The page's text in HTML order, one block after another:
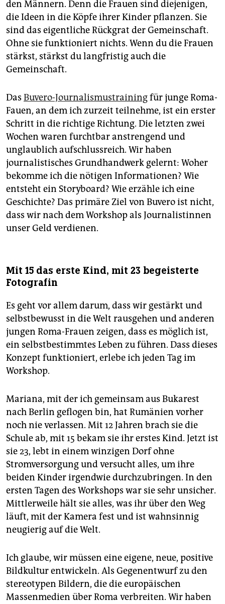
den Männern. Denn die Frauen sind diejenigen,
die Ideen in die Köpfe ihrer Kinder pflanzen. Sie
sind das eigentliche Rückgrat der Gemeinschaft.
Ohne sie funktioniert nichts. Wenn du die Frauen
stärkst, stärkst du langfristig auch die
Gemeinschaft.
Das Buvero-Journalismustrainingfür junge Roma-
Fauen, an dem ich zurzeit teilnehme, ist ein erster
Schritt in die richtige Richtung. Die letzten zwei
Wochen waren furchtbar anstrengend und
unglaublich aufschlussreich. Wir haben
journalistisches Grundhandwerk gelernt: Woher
bekomme ich die nötigen Informationen? Wie
entsteht ein Storyboard? Wie erzähle ich eine
Geschichte? Das primäre Ziel von Buvero ist nicht,
dass wir nach dem Workshop als Journalistinnen
unser Geld verdienen.
Mit 15 das erste Kind, mit 23 begeisterte
Fotografin
Es geht vor allem darum, dass wir gestärkt und
selbstbewusst in die Welt rausgehen und anderen
jungen Roma-Frauen zeigen, dass es möglich ist,
ein selbstbestimmtes Leben zu führen. Dass dieses
Konzept funktioniert, erlebe ich jeden Tag im
Workshop.
Mariana, mit der ich gemeinsam aus Bukarest
nach Berlin geflogen bin, hat Rumänien vorher
noch nie verlassen. Mit 12 Jahren brach sie die
Schule ab, mit 15 bekam sie ihr erstes Kind. Jetzt ist
sie 23, lebt in einem winzigen Dorf ohne
Stromversorgung und versucht alles, um ihre
beiden Kinder irgendwie durchzubringen. In den
ersten Tagen des Workshops war sie sehr unsicher.
Mittlerweile hält sie alles, was ihr über den Weg
läuft, mit der Kamera fest und ist wahnsinnig
neugierig auf die Welt.
Ich glaube, wir müssen eine eigene, neue, positive
Bildkultur entwickeln. Als Gegenentwurf zu den
stereotypen Bildern, die die europäischen
Massenmedien über Roma verbreiten. Wir haben